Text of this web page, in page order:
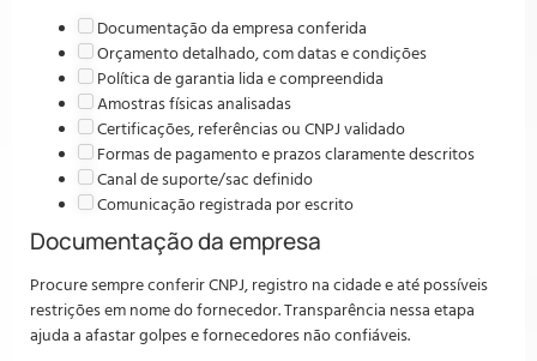
Documentação da empresa conferida
Orçamento detalhado, com datas e condições
Política de garantia lida e compreendida
Amostras físicas analisadas
Certificações, referências ou CNPJ validado
Formas de pagamento e prazos claramente descritos
Canal de suporte/sac definido
Comunicação registrada por escrito
Documentação da empresa
Procure sempre conferir CNPJ, registro na cidade e até possíveis
restrições em nome do fornecedor. Transparência nessa etapa
ajuda a afastar golpes e fornecedores não confiáveis.